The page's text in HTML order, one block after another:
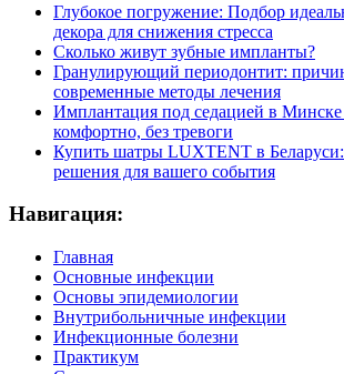
Глубокое погружение: Подбор
декора для снижения стресса
Сколько живут зубные импланты?
Гранулирующий периодонтит:
современные методы лечения
Имплантация под седацией в Минске
комфортно, без тревоги
Купить шатры LUXTENT в
решения для вашего события
Навигация:
Главная
Основные инфекции
Основы эпидемиологии
Внутрибольничные инфекции
Инфекционные болезни
Практикум